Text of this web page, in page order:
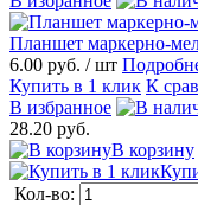
Планшет маркерно-
6.00 руб. / шт
Купить в 1 клик К
В избранное
28.20 руб.
В корзину
Кол-во: